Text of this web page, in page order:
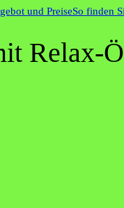
und PreiseSo finden
Relax-